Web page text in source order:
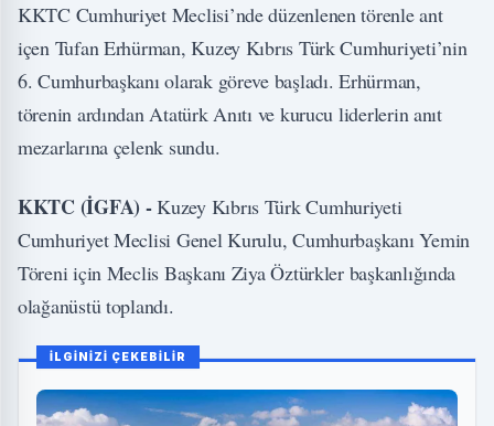
KKTC Cumhuriyet Meclisi’nde düzenlenen törenle ant
içen Tufan Erhürman, Kuzey Kıbrıs Türk Cumhuriyeti’nin
6. Cumhurbaşkanı olarak göreve başladı. Erhürman,
törenin ardından Atatürk Anıtı ve kurucu liderlerin anıt
mezarlarına çelenk sundu.
KKTC (İGFA) -Kuzey Kıbrıs Türk Cumhuriyeti
Cumhuriyet Meclisi Genel Kurulu, Cumhurbaşkanı Yemin
Töreni için Meclis Başkanı Ziya Öztürkler başkanlığında
olağanüstü toplandı.
İLGİNİZİ ÇEKEBİLİR